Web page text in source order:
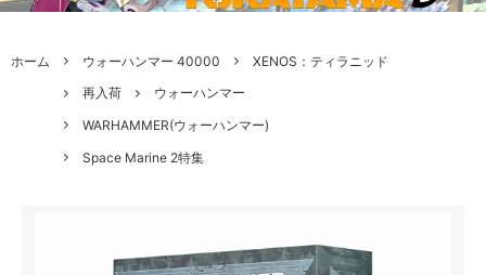
ホーム ウォーハンマー 40000
XENOS：ティラニッド
再入荷
ウォーハンマー
WARHAMMER(ウォーハンマー)
Space Marine 2特集